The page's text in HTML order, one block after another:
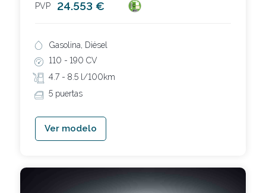
PVP 24.553 €
Gasolina, Diésel
110 - 190 CV
4.7 - 8.5 l/100km
5 puertas
Ver modelo